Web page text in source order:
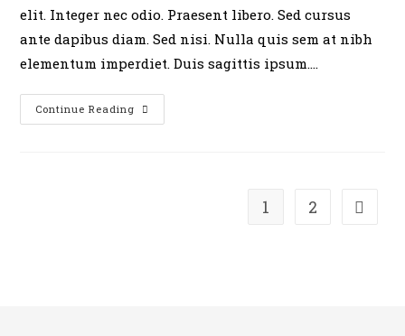
elit. Integer nec odio. Praesent libero. Sed cursus
ante dapibus diam. Sed nisi. Nulla quis sem at nibh
elementum imperdiet. Duis sagittis ipsum.…
Continue Reading
1 2